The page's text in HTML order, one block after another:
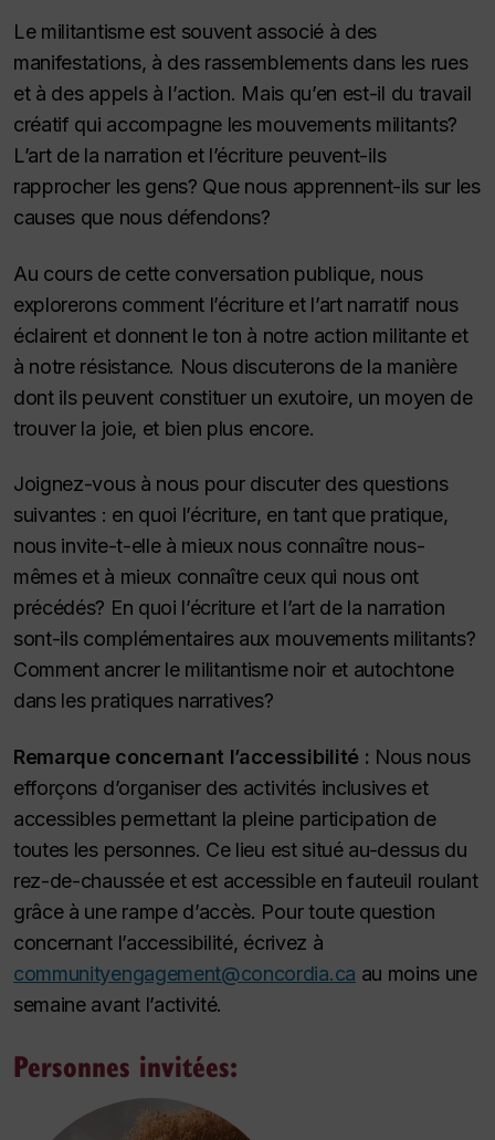
Le militantisme est souvent associé à des
manifestations, à des rassemblements dans les rues
et à des appels à l’action. Mais qu’en est-il du travail
créatif qui accompagne les mouvements militants?
L’art de la narration et l’écriture peuvent-ils
rapprocher les gens? Que nous apprennent-ils sur les
causes que nous défendons?
Au cours de cette conversation publique, nous
explorerons comment l’écriture et l’art narratif nous
éclairent et donnent le ton à notre action militante et
à notre résistance. Nous discuterons de la manière
dont ils peuvent constituer un exutoire, un moyen de
trouver la joie, et bien plus encore.
Joignez-vous à nous pour discuter des questions
suivantes : en quoi l’écriture, en tant que pratique,
nous invite-t-elle à mieux nous connaître nous-
mêmes et à mieux connaître ceux qui nous ont
précédés? En quoi l’écriture et l’art de la narration
sont-ils complémentaires aux mouvements militants?
Comment ancrer le militantisme noir et autochtone
dans les pratiques narratives?
Remarque concernant l’accessibilité : Nous nous
efforçons d’organiser des activités inclusives et
accessibles permettant la pleine participation de
toutes les personnes. Ce lieu est situé au-dessus du
rez-de-chaussée et est accessible en fauteuil roulant
grâce à une rampe d’accès. Pour toute question
concernant l’accessibilité, écrivez à
communityengagement@concordia.ca au moins une
semaine avant l’activité.
Personnes invitées: